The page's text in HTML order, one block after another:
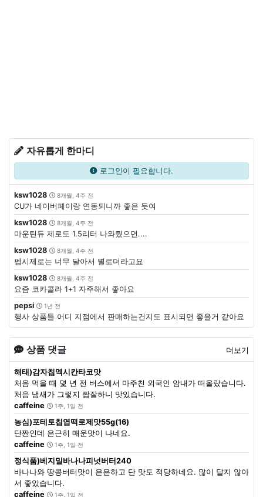
자유롭게 한마디
로그인이 필요합니다.
ksw1028 8개월, 4주 전
CU가 네이버페이랑 연동되니까 좋은 듯여
ksw1028
8개월, 4주 전
마운틴듀 제로도 1.5리터 나와줬으면....
ksw1028
8개월, 4주 전
펩시제로는 너무 달아서 별로더라고요
ksw1028
8개월, 4주 전
요즘 코카콜라 1+1 자주해서 좋아요
pepsi
1년 전
행사 상품들 어디 지점에서 판매하는건지도 표시되면 좋을거 같아요
상품 댓글 더보기
해태)감자칩멕시칸타코맛
처음 먹을 때 몇 년 전 버스에서 마주친 외국인 암내가 떠올랐습니다.
처음 냄새가 그렇지 짭잘하니 맛있습니다.
caffeine
1주, 1일 전
농심)포테토칩엽떡로제맛55g(16)
단짠인데 은근히 매운맛이 나네요.
caffeine
1주, 1일 전
정식품)베지밀바나나피넛버터240
바나나와 땅콩버터맛이 은은하고 단 맛도 적당하네요. 많이 달지 않아
서 좋았습니다.
caffeine
1주, 1일 전